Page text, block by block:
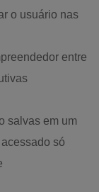
o usuário nas
entre
salvas em um
só